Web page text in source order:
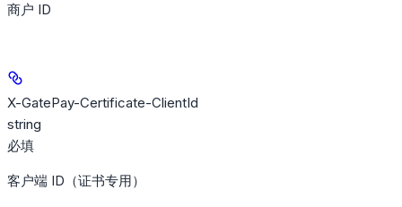
商户 ID
X-GatePay-Certificate-ClientId
string
必填
客户端 ID（证书专用）